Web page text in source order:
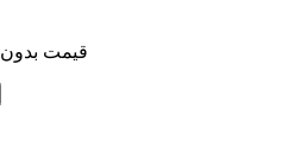
قیمت بدون مالیات: